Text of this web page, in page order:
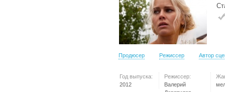
Продюсер Режиссер Автор
Год выпуска:
2012
Режиссер:
Валерий